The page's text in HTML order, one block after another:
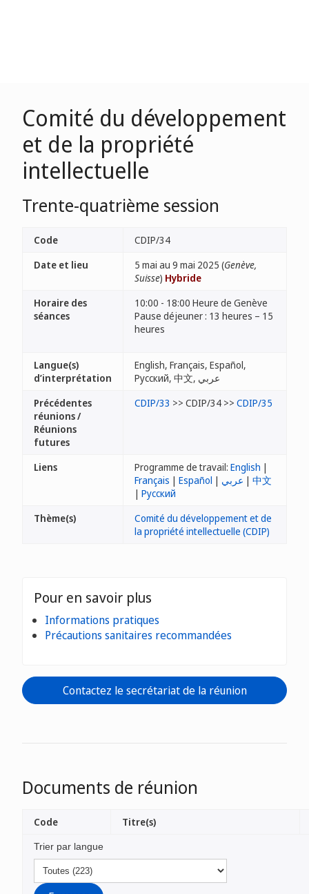
Comité du développement
et de la propriété
intellectuelle
Trente-quatrième session
Code
CDIP/34
Date et lieu
5 mai au 9 mai 2025 (Genève,
Suisse) Hybride
Horaire des
séances
10:00 - 18:00 Heure de Genève
Pause déjeuner : 13 heures – 15
heures
Langue(s)
d’interprétation
English, Français, Español,
Русский, 中文, عربي
Précédentes
réunions /
Réunions
futures
CDIP/33 >> CDIP/34 >> CDIP/35
Liens Programme de travail: English |
Français | Español | عربي | 中文
| Русский
Thème(s)
Comité du développement et de
la propriété intellectuelle (CDIP)
Pour en savoir plus
Informations pratiques
Précautions sanitaires recommandées
Contactez le secrétariat de la réunion
Documents de réunion
Trier par langue
Code Titre(s)